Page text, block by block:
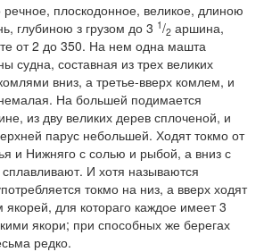
речное, плоскодонное, великое, длиною
глубиною з грузом до 3 1/2 аршина,
от 2 до 350. На нем одна машта
судна, составная из трех великих
вниз, а третье-вверх комлем, и
немалая. На большей подимается
из дву великих дерев сплоченой, и
парус небольшей. Ходят токмо от
и Нижняго с солью и рыбой, а вниз с
И хотя называются
токмо на низ, а вверх ходят
для котораго каждое имеет 3
якори; при способных же берегах
редко.